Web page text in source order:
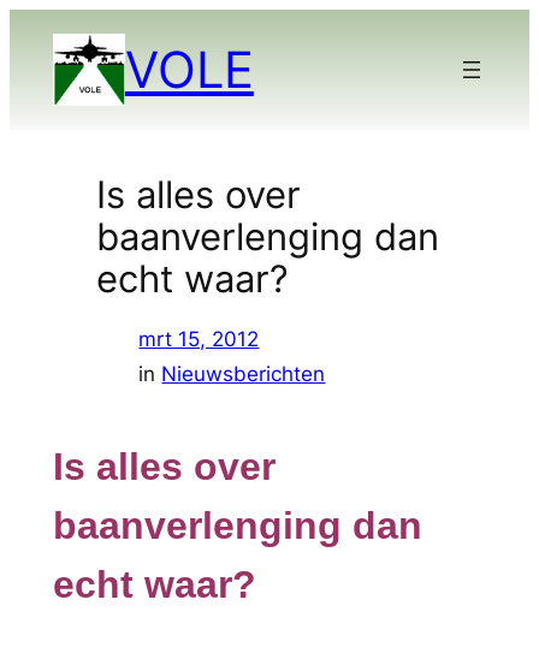
VOLE
Is alles over
baanverlenging dan
echt waar?
mrt 15, 2012
in Nieuwsberichten
Is alles over
baanverlenging dan
echt waar?